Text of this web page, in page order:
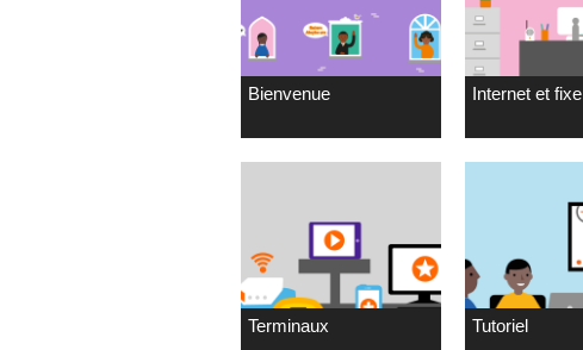
Bienvenue Internet et fixe
Terminaux Tutoriel